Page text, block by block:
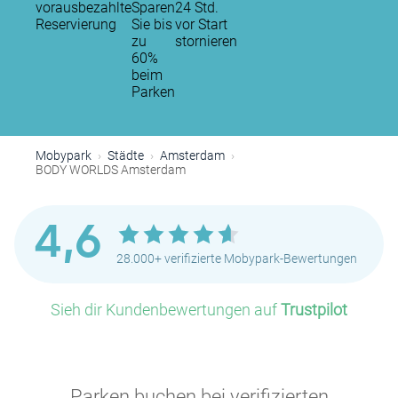
vorausbezahlte
Reservierung
Sparen
Sie bis
zu
60%
beim
Parken
24 Std.
vor Start
stornieren
Mobypark Städte
Amsterdam
BODY WORLDS Amsterdam
4,6 28.000+ verifizierte Mobypark-Bewertungen
Sieh dir Kundenbewertungen aufTrustpilot